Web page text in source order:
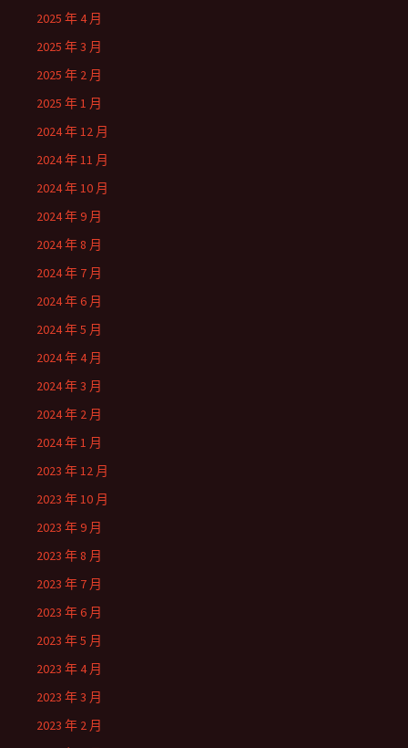
2025 年 4 月
2025 年 3 月
2025 年 2 月
2025 年 1 月
2024 年 12 月
2024 年 11 月
2024 年 10 月
2024 年 9 月
2024 年 8 月
2024 年 7 月
2024 年 6 月
2024 年 5 月
2024 年 4 月
2024 年 3 月
2024 年 2 月
2024 年 1 月
2023 年 12 月
2023 年 10 月
2023 年 9 月
2023 年 8 月
2023 年 7 月
2023 年 6 月
2023 年 5 月
2023 年 4 月
2023 年 3 月
2023 年 2 月